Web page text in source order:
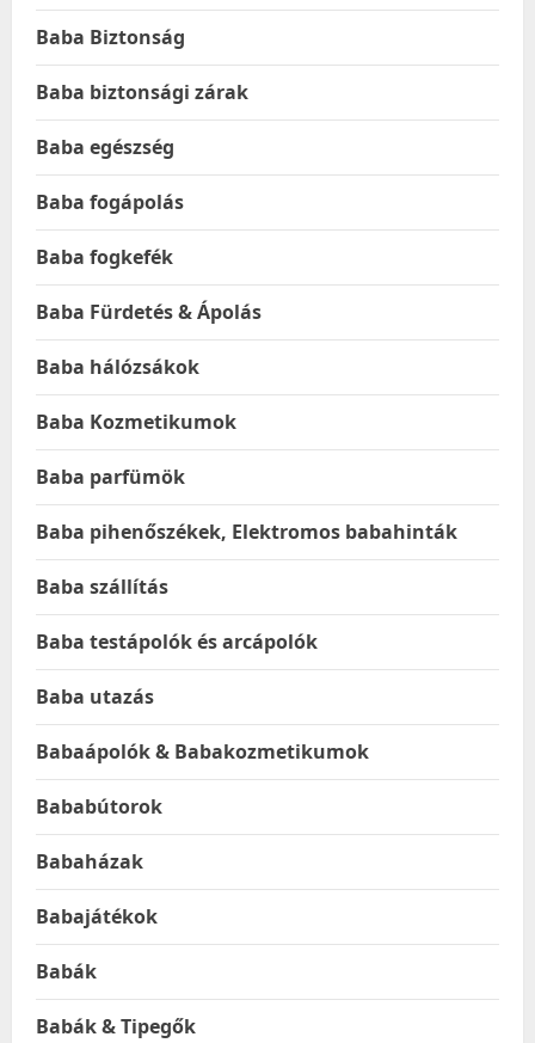
Baba Biztonság
Baba biztonsági zárak
Baba egészség
Baba fogápolás
Baba fogkefék
Baba Fürdetés & Ápolás
Baba hálózsákok
Baba Kozmetikumok
Baba parfümök
Baba pihenőszékek, Elektromos babahinták
Baba szállítás
Baba testápolók és arcápolók
Baba utazás
Babaápolók & Babakozmetikumok
Bababútorok
Babaházak
Babajátékok
Babák
Babák & Tipegők